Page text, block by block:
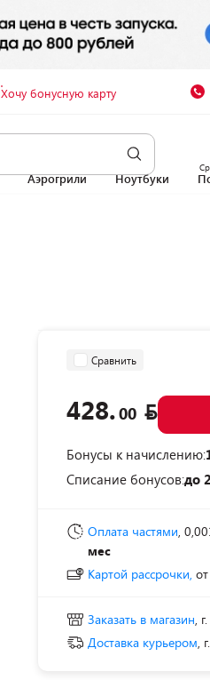
Хочу бонусную карту
Аэрогрили Ноутбуки
Сравнить
428.00
Бонусы к начислению:
Списание бонусов:до
Оплата частями,
мес
Картой рассрочки, от
Заказать в магазин,
Доставка курьером,